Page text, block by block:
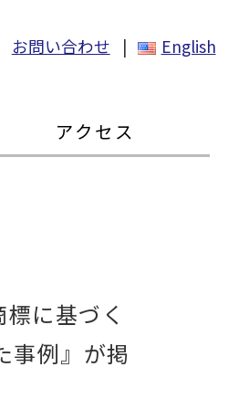
お問い合わせ | English
アクセス
に基づく
事例』が掲